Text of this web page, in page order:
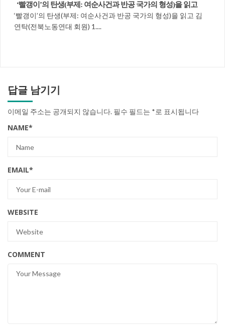
‘빨갱이’의 탄생(부제: 여순사건과 반공 국가의 형성)을 읽고
‘빨갱이’의 탄생(부제: 여순사건과 반공 국가의 형성)을 읽고 김
연탁(전북노동연대 회원) 1....
답글 남기기
이메일 주소는 공개되지 않습니다. 필수 필드는 *로 표시됩니다
NAME*
EMAIL*
WEBSITE
COMMENT